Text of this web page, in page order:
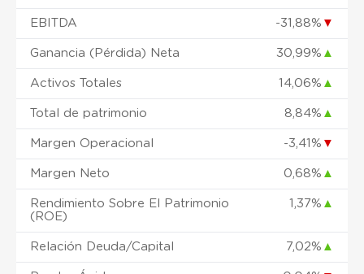
EBITDA -31,88% ▼
Ganancia (Pérdida) Neta 30,99% ▲
Activos Totales 14,06% ▲
Total de patrimonio 8,84% ▲
Margen Operacional -3,41% ▼
Margen Neto 0,68% ▲
Rendimiento Sobre El Patrimonio
(ROE)
1,37% ▲
Relación Deuda/Capital 7,02% ▲